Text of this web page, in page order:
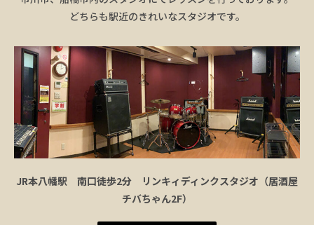
どちらも駅近のきれいなスタジオです。
JR本八幡駅 南口徒歩2分 リンキィディンクスタジオ（居酒屋
チバちゃん2F）